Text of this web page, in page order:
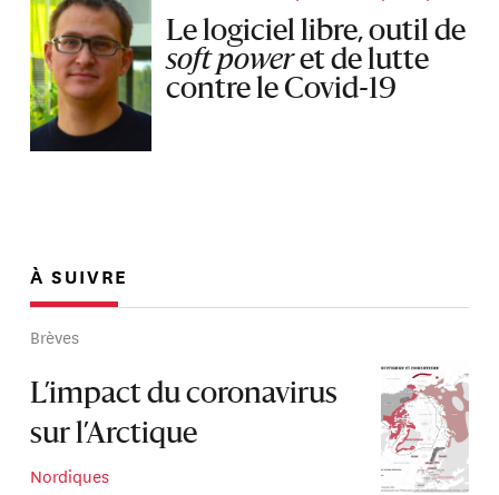
Le logiciel libre, outil de
soft poweret de lutte
contre le Covid-19
À SUIVRE
Brèves
L’impact du coronavirus
sur l’Arctique
Nordiques